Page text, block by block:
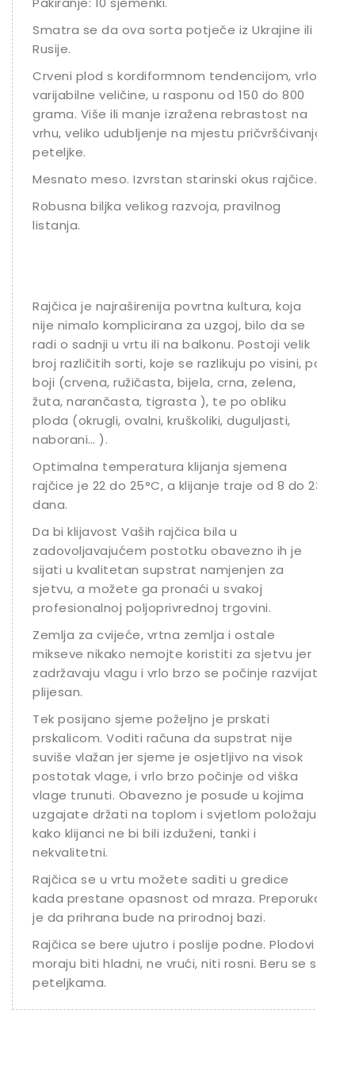
Smatra se da ova sorta potječe iz Ukrajine ili
Rusije.
Crveni plod s kordiformnom tendencijom, vrlo
varijabilne veličine, u rasponu od 150 do 800
grama. Više ili manje izražena rebrastost na
vrhu, veliko udubljenje na mjestu pričvršćivanja
peteljke.
Mesnato meso. Izvrstan starinski okus rajčice.
Robusna biljka velikog razvoja, pravilnog
listanja.
Rajčica je najraširenija povrtna kultura, koja
nije nimalo komplicirana za uzgoj, bilo da se
radi o sadnji u vrtu ili na balkonu. Postoji velik
broj različitih sorti, koje se razlikuju po visini, po
boji (crvena, ružičasta, bijela, crna, zelena,
žuta, narančasta, tigrasta ), te po obliku
ploda (okrugli, ovalni, kruškoliki, duguljasti,
naborani… ).
Optimalna temperatura klijanja sjemena
rajčice je 22 do 25°C, a klijanje traje od 8 do 23
dana.
Da bi klijavost Vaših rajčica bila u
zadovoljavajućem postotku obavezno ih je
sijati u kvalitetan supstrat namjenjen za
sjetvu, a možete ga pronaći u svakoj
profesionalnoj poljoprivrednoj trgovini.
Zemlja za cvijeće, vrtna zemlja i ostale
mikseve nikako nemojte koristiti za sjetvu jer
zadržavaju vlagu i vrlo brzo se počinje razvijati
plijesan.
Tek posijano sjeme poželjno je prskati
prskalicom. Voditi računa da supstrat nije
suviše vlažan jer sjeme je osjetljivo na visok
postotak vlage, i vrlo brzo počinje od viška
vlage trunuti. Obavezno je posude u kojima
uzgajate držati na toplom i svjetlom položaju
kako klijanci ne bi bili izduženi, tanki i
nekvalitetni.
Rajčica se u vrtu možete saditi u gredice
kada prestane opasnost od mraza. Preporuka
je da prihrana bude na prirodnoj bazi.
Rajčica se bere ujutro i poslije podne. Plodovi
moraju biti hladni, ne vrući, niti rosni. Beru se s
peteljkama.